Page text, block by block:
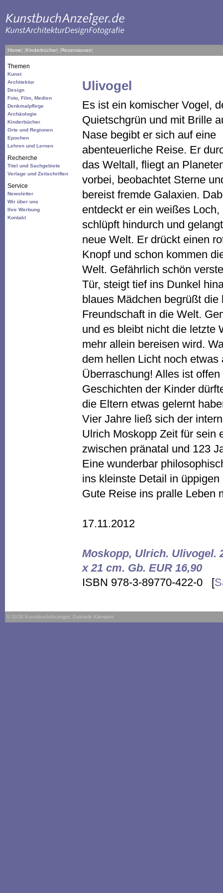
[Home] [Kinderbücher] [Rezensionen]
Themen
Kunst
Architektur
Design
Foto, Film, Medien
Denkmalpflege
Archäologie
Kinderbücher
Orte und Regionen
Epochen
Lehren und Lernen
Recherche
Titel und Sachgebiete
Verlage und Zeitschriften
Service
Newsletter
Wir über uns
Ihre Werbung
Kontakt
Ulivogel
Es ist ein komischer Vogel,
Quietschgrün und mit Brille
Nase begibt er sich auf eine
abenteuerliche Reise. Er
das Weltall, fliegt an
vorbei, beobachtet Sterne
bereist fremde Galaxien.
entdeckt er ein weißes Loch,
schlüpft hindurch und
neue Welt. Er drückt einen
Knopf und schon kommen
Welt. Gefährlich schön
Tür, steigt tief ins Dunkel
blaues Mädchen begrüßt
Freundschaft in die Welt.
und es bleibt nicht die letzte
mehr allein bereisen wird.
dem hellen Licht noch etwas
Überraschung! Alles ist
Geschichten der Kinder
die Eltern etwas gelernt
Vier Jahre ließ sich der
Ulrich Moskopp Zeit für sein
zwischen pränatal und 123
Eine wunderbar
ins kleinste Detail in
Gute Reise ins pralle Leben
17.11.2012
Moskopp, Ulrich. Ulivogel.
x 21 cm. Gb. EUR 16,90
ISBN 978-3-89770-422-0 [
© 2026 KunstbuchAnzeiger, Gabriele Klempert